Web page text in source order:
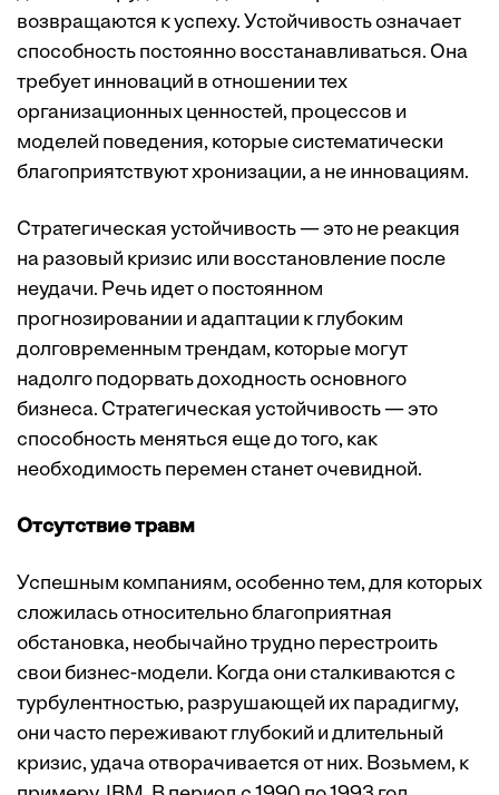
возвращаются к успеху. Устойчивость означает
способность постоянно восстанавливаться. Она
требует инноваций в отношении тех
организационных ценностей, процессов и
моделей поведения, которые систематически
благоприятствуют хронизации, а не инновациям.
Стратегическая устойчивость — это не реакция
на разовый кризис или восстановление после
неудачи. Речь идет о постоянном
прогнозировании и адаптации к глубоким
долговременным трендам, которые могут
надолго подорвать доходность основного
бизнеса. Стратегическая устойчивость — это
способность меняться еще до того, как
необходимость перемен станет очевидной.
Отсутствие травм
Успешным компаниям, особенно тем, для которых
сложилась относительно благоприятная
обстановка, необычайно трудно перестроить
свои бизнес-модели. Когда они сталкиваются с
турбулентностью, разрушающей их парадигму,
они часто переживают глубокий и длительный
кризис, удача отворачивается от них. Возьмем, к